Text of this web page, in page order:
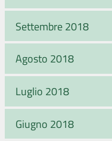
Settembre 2018
Agosto 2018
Luglio 2018
Giugno 2018